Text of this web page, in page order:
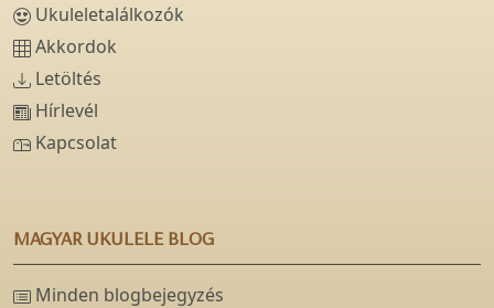
Ukuleletalálkozók
Akkordok
Letöltés
Hírlevél
Kapcsolat
MAGYAR UKULELE BLOG
Minden blogbejegyzés